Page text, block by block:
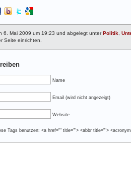
6. Mai 2009 um 19:23 und abgelegt unterPolitik
Seite einrichten.
Name
Email (wird nicht angezeigt)
Website
Tags benutzen: <a href="" title=""> <abbr title="">